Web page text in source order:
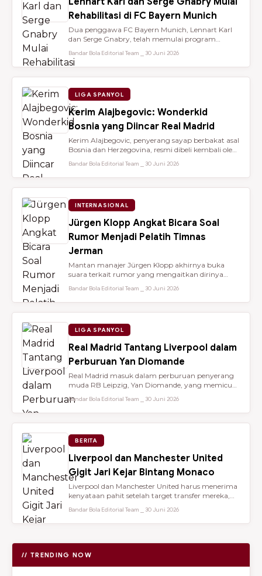
Rehabilitasi di FC Bayern Munich
Dua penggawa FC Bayern Munich, Lennart Karl
dan Serge Gnabry, telah memulai program
Bandar Bola Editorial Team ⎯ 30 Juni 2026
LIGA SPANYOL
Kerim Alajbegovic: Wonderkid
Bosnia yang Diincar Real Madrid
Kerim Alajbegovic, penyerang sayap berbakat asal
Bosnia dan Herzegovina, resmi dibeli kembali oleh
Bandar Bola Editorial Team ⎯ 30 Juni 2026
INTERNASIONAL
Jürgen Klopp Angkat Bicara Soal
Rumor Menjadi Pelatih Timnas
Jerman
Mantan manajer Jürgen Klopp akhirnya buka
suara terkait rumor yang mengaitkan dirinya
Bandar Bola Editorial Team ⎯ 30 Juni 2026
LIGA SPANYOL
Real Madrid Tantang Liverpool dalam
Perburuan Yan Diomande
Real Madrid masuk dalam perburuan penyerang
muda RB Leipzig, Yan Diomande, yang memicu
Bandar Bola Editorial Team ⎯ 30 Juni 2026
BERITA
Liverpool dan Manchester United
Gigit Jari Kejar Bintang Monaco
Liverpool dan Manchester United harus menerima
kenyataan pahit setelah target transfer mereka,
Bandar Bola Editorial Team ⎯ 30 Juni 2026
// TRENDING NOW